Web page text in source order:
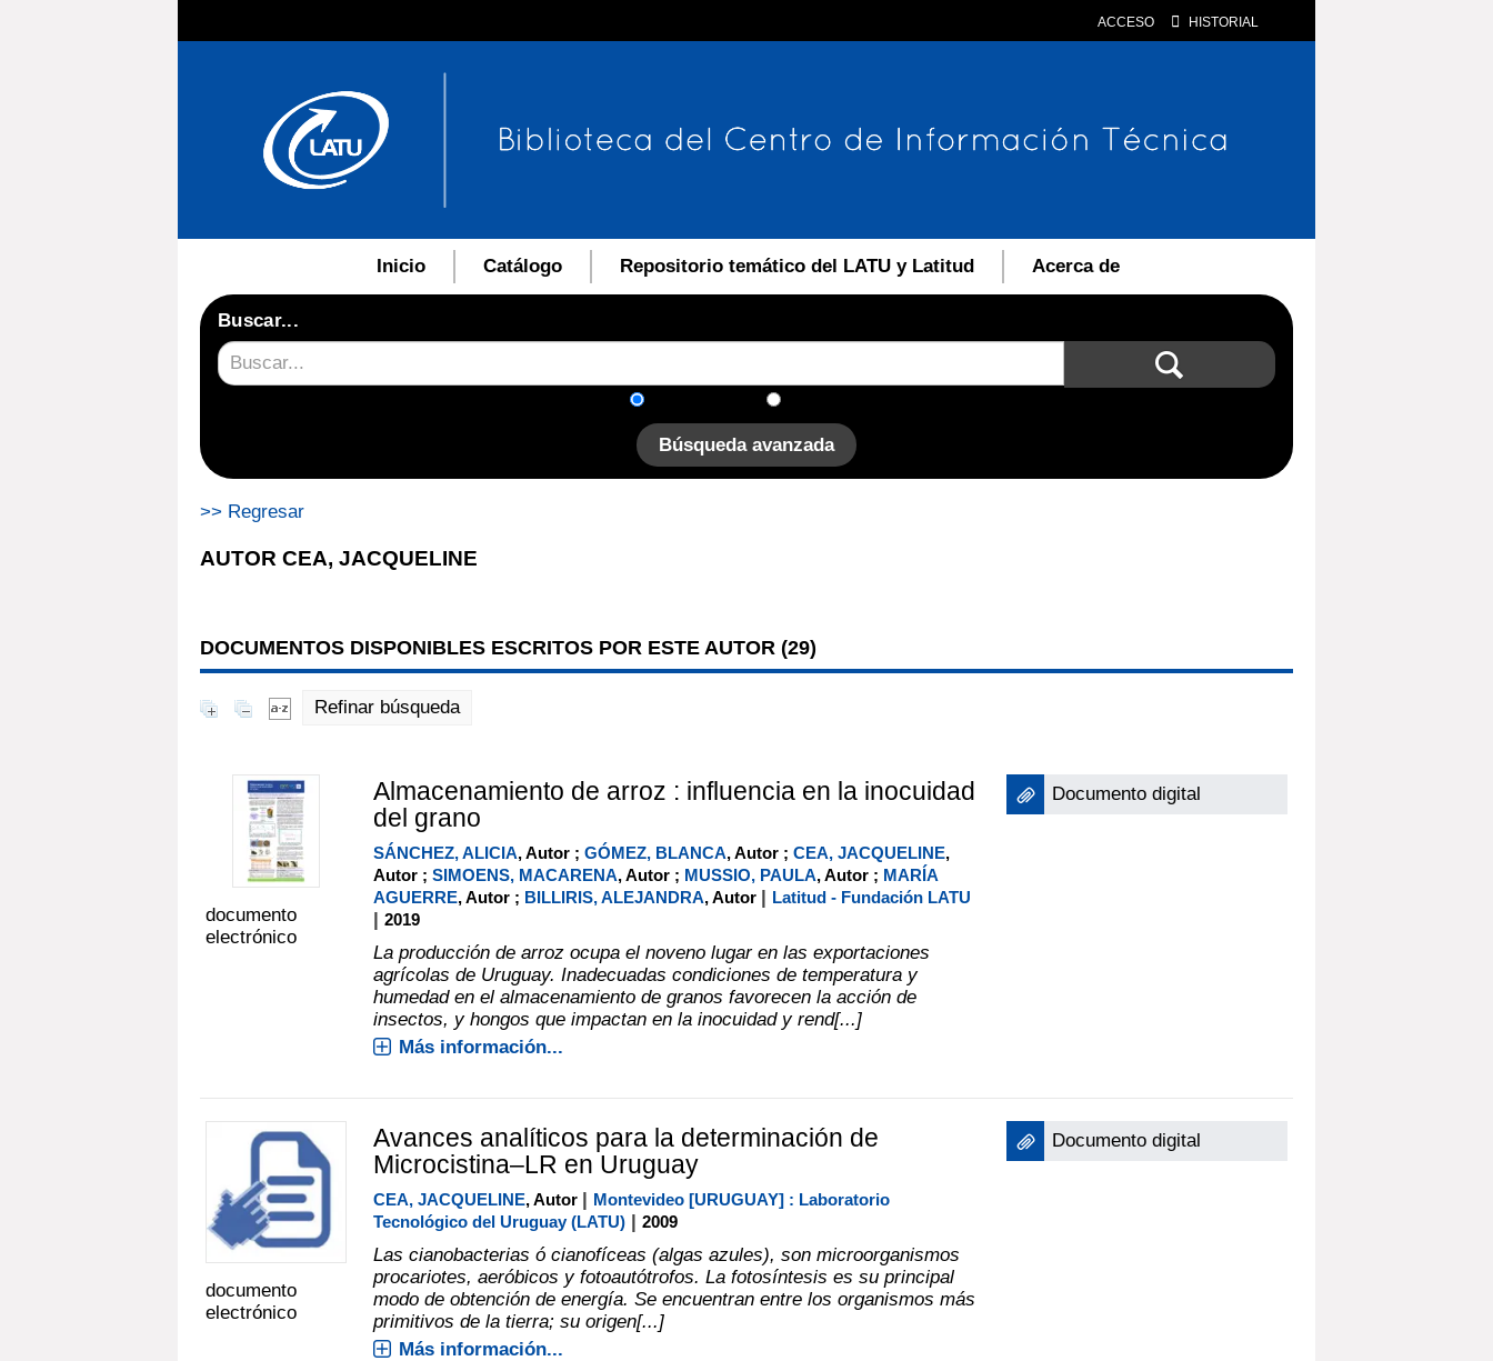
ACCESO HISTORIAL
Inicio Catálogo Repositorio temático del LATU y Latitud Acerca de
Buscar...
Búsqueda avanzada
>> Regresar
AUTOR CEA, JACQUELINE
DOCUMENTOS DISPONIBLES ESCRITOS POR ESTE AUTOR (29)
Refinar búsqueda
documento
electrónico
Almacenamiento de arroz : influencia en la inocuidad
del grano
SÁNCHEZ, ALICIA, Autor ; GÓMEZ, BLANCA, Autor ; CEA, JACQUELINE,
Autor ; SIMOENS, MACARENA, Autor ; MUSSIO, PAULA, Autor ; MARÍA
AGUERRE, Autor ; BILLIRIS, ALEJANDRA, Autor | Latitud - Fundación LATU
| 2019
La producción de arroz ocupa el noveno lugar en las exportaciones
agrícolas de Uruguay. Inadecuadas condiciones de temperatura y
humedad en el almacenamiento de granos favorecen la acción de
insectos, y hongos que impactan en la inocuidad y rend[...]
Más información...
Documento digital
documento
electrónico
Avances analíticos para la determinación de
Microcistina–LR en Uruguay
CEA, JACQUELINE, Autor | Montevideo [URUGUAY] : Laboratorio
Tecnológico del Uruguay (LATU)| 2009
Las cianobacterias ó cianofíceas (algas azules), son microorganismos
procariotes, aeróbicos y fotoautótrofos. La fotosíntesis es su principal
modo de obtención de energía. Se encuentran entre los organismos más
primitivos de la tierra; su origen[...]
Más información...
Documento digital